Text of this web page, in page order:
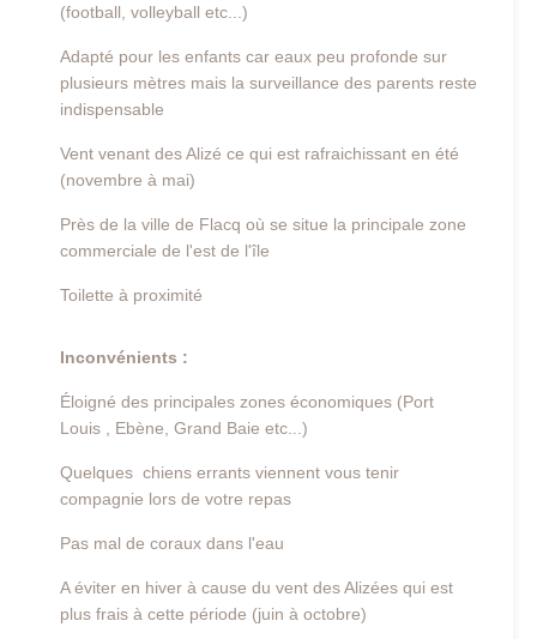
(football, volleyball etc...)
Adapté pour les enfants car eaux peu profonde sur
plusieurs mètres mais la surveillance des parents reste
indispensable
Vent venant des Alizé ce qui est rafraichissant en été
(novembre à mai)
Près de la ville de Flacq où se situe la principale zone
commerciale de l'est de l'île
Toilette à proximité
Inconvénients :
Éloigné des principales zones économiques (Port
Louis , Ebène, Grand Baie etc...)
Quelques chiens errants viennent vous tenir
compagnie lors de votre repas
Pas mal de coraux dans l'eau
A éviter en hiver à cause du vent des Alizées qui est
plus frais à cette période (juin à octobre)